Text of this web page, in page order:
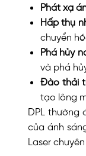
Phát xạ
Hấp thụ
chuyển
Phá hủy
và phá
Đào thải
tạo lông
DPL thường
của ánh
Laser chuyên